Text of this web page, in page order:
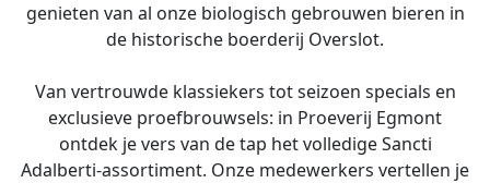
genieten van al onze biologisch gebrouwen bieren in
de historische boerderij Overslot.
Van vertrouwde klassiekers tot seizoen specials en
exclusieve proefbrouwsels: in Proeverij Egmont
ontdek je vers van de tap het volledige Sancti
Adalberti-assortiment. Onze medewerkers vertellen je